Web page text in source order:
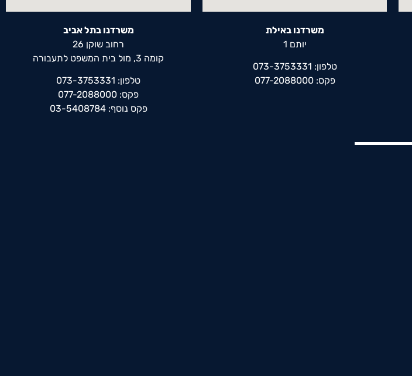
משרדנו באילת
יותם 1
טלפון: 073-3753331
פקס: 077-2088000
משרדנו בתל אביב
רחוב שוקן 26
קומה 3, מול בית המשפט לתעבורה
טלפון: 073-3753331
פקס: 077-2088000
פקס נוסף: 03-5408784